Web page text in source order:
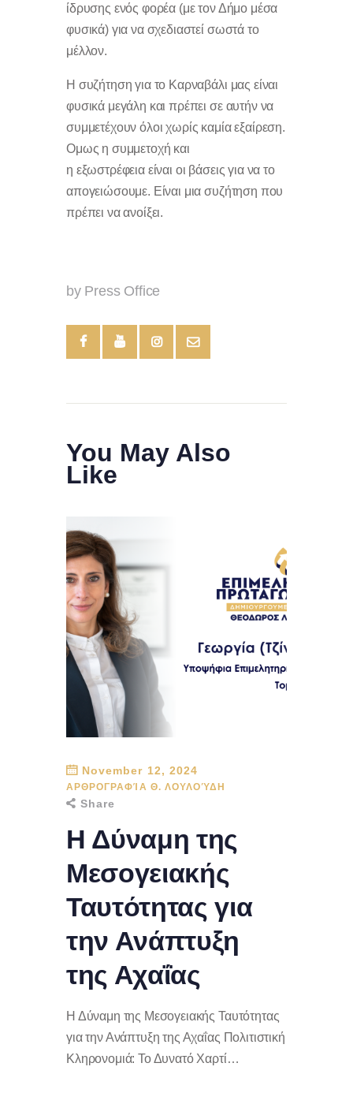
ίδρυσης ενός φορέα (με τον Δήμο μέσα
φυσικά) για να σχεδιαστεί σωστά το
μέλλον.
Η συζήτηση για το Καρναβάλι μας είναι
φυσικά μεγάλη και πρέπει σε αυτήν να
συμμετέχουν όλοι χωρίς καμία εξαίρεση.
Ομως η συμμετοχή και
η εξωστρέφεια είναι οι βάσεις για να το
απογειώσουμε. Είναι μια συζήτηση που
πρέπει να ανοίξει.
by Press Office
You May Also
Like
November 12, 2024
ΑΡΘΡΟΓΡΑΦΊΑ Θ. ΛΟΥΛΟΎΔΗ
Share
Η Δύναμη της
Μεσογειακής
Ταυτότητας για
την Ανάπτυξη
της Αχαΐας
Η Δύναμη της Μεσογειακής Ταυτότητας
για την Ανάπτυξη της Αχαΐας Πολιτιστική
Κληρονομιά: Το Δυνατό Χαρτί…